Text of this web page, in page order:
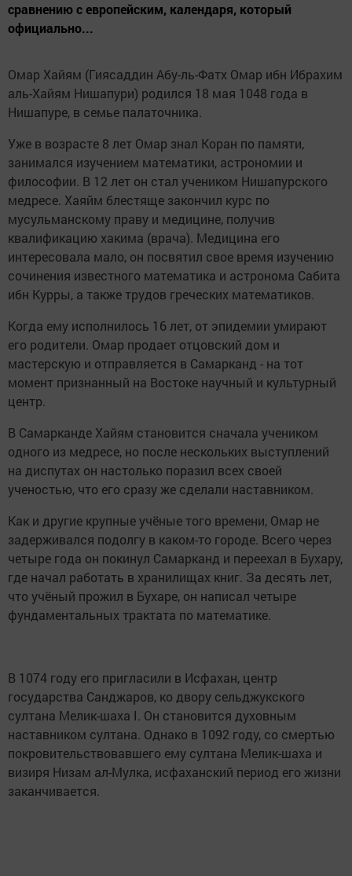
сравнению с европейским, календаря, который
официально...
Омар Хайям (Гиясаддин Абу-ль-Фатх Омар ибн Ибрахим
аль-Хайям Нишапури) родился 18 мая 1048 года в
Нишапуре, в семье палаточника.
Уже в возрасте 8 лет Омар знал Коран по памяти,
занимался изучением математики, астрономии и
философии. В 12 лет он стал учеником Нишапурского
медресе. Хаяйм блестяще закончил курс по
мусульманскому праву и медицине, получив
квалификацию хакима (врача). Медицина его
интересовала мало, он посвятил свое время изучению
сочинения известного математика и астронома Сабита
ибн Курры, а также трудов греческих математиков.
Когда ему исполнилось 16 лет, от эпидемии умирают
его родители. Омар продает отцовский дом и
мастерскую и отправляется в Самарканд - на тот
момент признанный на Востоке научный и культурный
центр.
В Самарканде Хайям становится сначала учеником
одного из медресе, но после нескольких выступлений
на диспутах он настолько поразил всех своей
ученостью, что его сразу же сделали наставником.
Как и другие крупные учёные того времени, Омар не
задерживался подолгу в каком-то городе. Всего через
четыре года он покинул Самарканд и переехал в Бухару,
где начал работать в хранилищах книг. За десять лет,
что учёный прожил в Бухаре, он написал четыре
фундаментальных трактата по математике.
В 1074 году его пригласили в Исфахан, центр
государства Санджаров, ко двору сельджукского
султана Мелик-шаха I. Он становится духовным
наставником султана. Однако в 1092 году, со смертью
покровительствовавшего ему султана Мелик-шаха и
визиря Низам ал-Мулка, исфаханский период его жизни
заканчивается.